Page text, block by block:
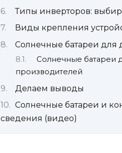
Типы инверторов:
Виды крепления
Солнечные батареи для
Солнечные батареи
производителей
Делаем выводы
Солнечные батареи и
сведения (видео)